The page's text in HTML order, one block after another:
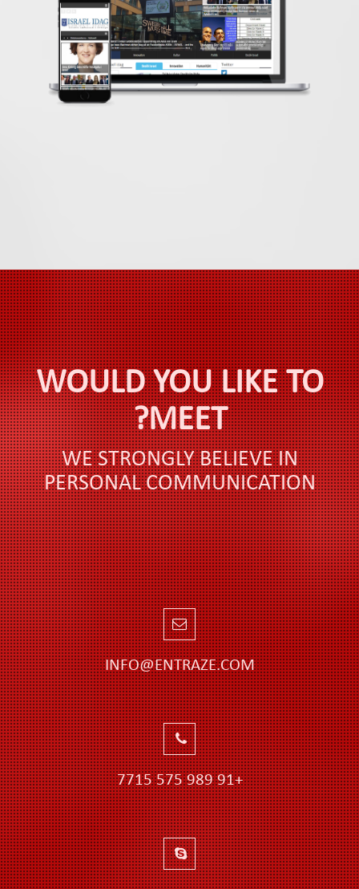
WOULD YOU LIKE TO
MEET?
WE STRONGLY BELIEVE IN
PERSONAL COMMUNICATION
INFO@ENTRAZE.COM
+91 989 575 7715